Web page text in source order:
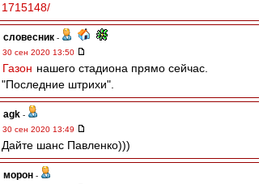
1715148/
словесник -
30 сен 2020 13:50
Газон нашего стадиона прямо сейчас.
"Последние штрихи".
agk -
30 сен 2020 13:49
Дайте шанс Павленко)))
морон -